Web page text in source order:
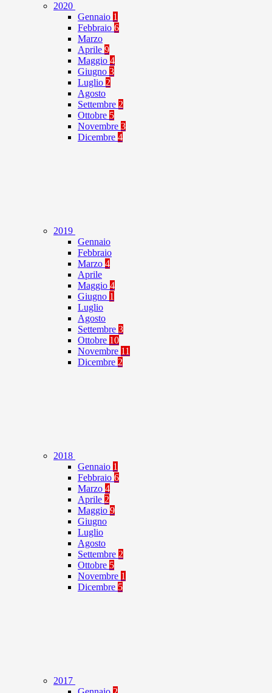
2020
Gennaio 1
Febbraio 6
Marzo
Aprile 9
Maggio 4
Giugno 3
Luglio 2
Agosto
Settembre 2
Ottobre 5
Novembre 3
Dicembre 4
2019
Gennaio
Febbraio
Marzo 4
Aprile
Maggio 4
Giugno 1
Luglio
Agosto
Settembre 3
Ottobre 10
Novembre 11
Dicembre 2
2018
Gennaio 1
Febbraio 6
Marzo 4
Aprile 2
Maggio 9
Giugno
Luglio
Agosto
Settembre 2
Ottobre 5
Novembre 1
Dicembre 5
2017